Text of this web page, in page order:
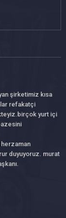
şirketimiz kısa
refakatçi
yurt içi
herzaman
duyuyoruz. murat